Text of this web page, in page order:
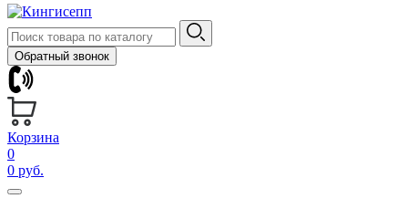
Обратный звонок
Корзина
0
0 руб.